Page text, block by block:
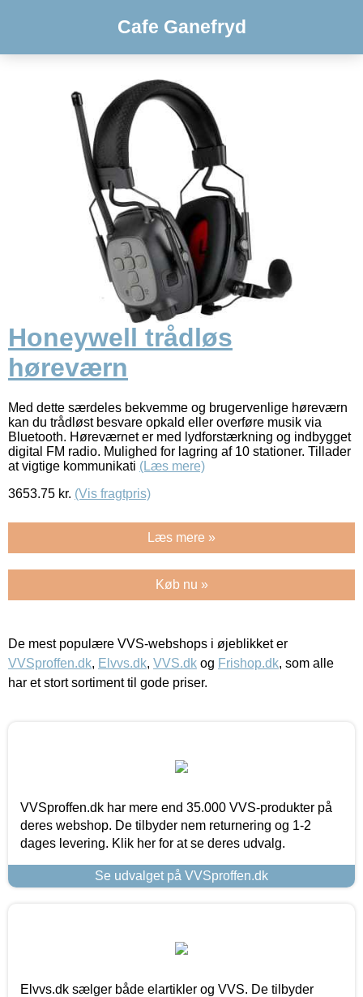
Cafe Ganefryd
Honeywell trådløs
høreværn
Med dette særdeles bekvemme og brugervenlige høreværn
kan du trådløst besvare opkald eller overføre musik via
Bluetooth. Høreværnet er med lydforstærkning og indbygget
digital FM radio. Mulighed for lagring af 10 stationer. Tillader
at vigtige kommunikati (Læs mere)
3653.75 kr. (Vis fragtpris)
Læs mere »
Køb nu »
De mest populære VVS-webshops i øjeblikket er
VVSproffen.dk, Elvvs.dk, VVS.dk og Frishop.dk, som alle
har et stort sortiment til gode priser.
VVSproffen.dk har mere end 35.000 VVS-produkter på
deres webshop. De tilbyder nem returnering og 1-2
dages levering. Klik her for at se deres udvalg.
Se udvalget på VVSproffen.dk
Elvvs.dk sælger både elartikler og VVS. De tilbyder